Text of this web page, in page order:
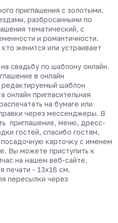
приглашения с золотыми,
разбросанными по
тематический, с
и романтичности.
женится или устраивает
свадьбу по шаблону онлайн.
в онлайн
шаблон
онлайн пригласительная
на бумаге или
через мессенджеры. В
приглашение, меню, дресс-
гостей, спасибо гостям,
карточку с именем
Вы можете приступить к
на нашем веб-сайте.
печати - 13х18 см.
пересылки через